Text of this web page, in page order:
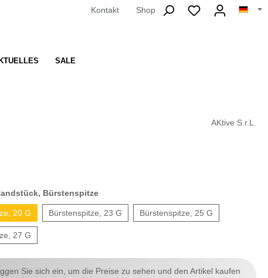
Kontakt Shop
SALE
AKtive S.r.L.
Bürstenspitze
20 G Bürstenspitze, 23 G Bürstenspitze, 25 G
27 G
Sie sich ein, um die Preise zu sehen und den Artikel kaufen